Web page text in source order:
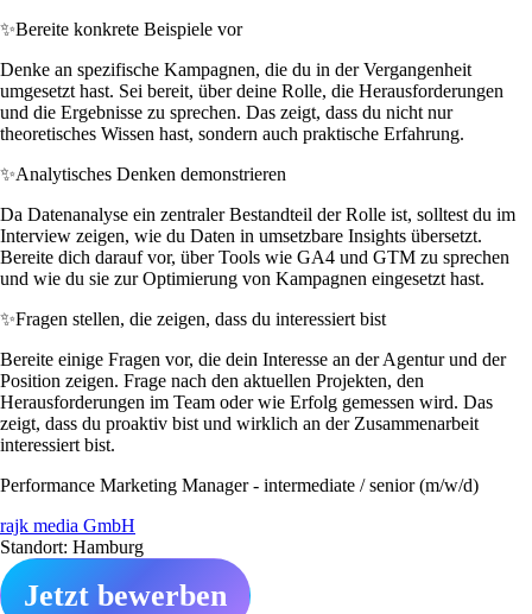
✨Bereite konkrete Beispiele vor
Denke an spezifische Kampagnen, die du in der Vergangenheit
umgesetzt hast. Sei bereit, über deine Rolle, die Herausforderungen
und die Ergebnisse zu sprechen. Das zeigt, dass du nicht nur
theoretisches Wissen hast, sondern auch praktische Erfahrung.
✨Analytisches Denken demonstrieren
Da Datenanalyse ein zentraler Bestandteil der Rolle ist, solltest du im
Interview zeigen, wie du Daten in umsetzbare Insights übersetzt.
Bereite dich darauf vor, über Tools wie GA4 und GTM zu sprechen
und wie du sie zur Optimierung von Kampagnen eingesetzt hast.
✨Fragen stellen, die zeigen, dass du interessiert bist
Bereite einige Fragen vor, die dein Interesse an der Agentur und der
Position zeigen. Frage nach den aktuellen Projekten, den
Herausforderungen im Team oder wie Erfolg gemessen wird. Das
zeigt, dass du proaktiv bist und wirklich an der Zusammenarbeit
interessiert bist.
Performance Marketing Manager - intermediate / senior (m/w/d)
rajk media GmbH
Standort: Hamburg
Jetzt bewerben